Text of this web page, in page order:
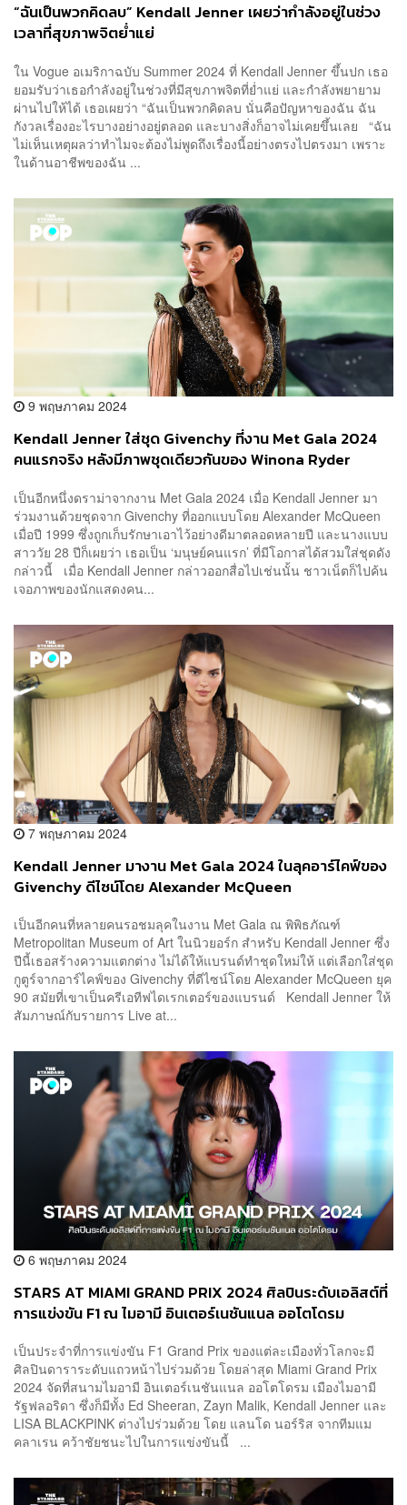
“ฉันเป็นพวกคิดลบ” Kendall Jenner เผยว่ากำลังอยู่ในช่วง
เวลาที่สุขภาพจิตย่ำแย่
ใน Vogue อเมริกาฉบับ Summer 2024 ที่ Kendall Jenner ขึ้นปก เธอ
ยอมรับว่าเธอกำลังอยู่ในช่วงที่มีสุขภาพจิตที่ย่ำแย่ และกำลังพยายาม
ผ่านไปให้ได้ เธอเผยว่า “ฉันเป็นพวกคิดลบ นั่นคือปัญหาของฉัน ฉัน
กังวลเรื่องอะไรบางอย่างอยู่ตลอด และบางสิ่งก็อาจไม่เคยขึ้นเลย “ฉัน
ไม่เห็นเหตุผลว่าทำไมจะต้องไม่พูดถึงเรื่องนี้อย่างตรงไปตรงมา เพราะ
ในด้านอาชีพของฉัน ...
9 พฤษภาคม 2024
Kendall Jenner ใส่ชุด Givenchy ที่งาน Met Gala 2024
คนแรกจริง หลังมีภาพชุดเดียวกันของ Winona Ryder
เป็นอีกหนึ่งดราม่าจากงาน Met Gala 2024 เมื่อ Kendall Jenner มา
ร่วมงานด้วยชุดจาก Givenchy ที่ออกแบบโดย Alexander McQueen
เมื่อปี 1999 ซึ่งถูกเก็บรักษาเอาไว้อย่างดีมาตลอดหลายปี และนางแบบ
สาววัย 28 ปีก็เผยว่า เธอเป็น ‘มนุษย์คนแรก’ ที่มีโอกาสได้สวมใส่ชุดดัง
กล่าวนี้ เมื่อ Kendall Jenner กล่าวออกสื่อไปเช่นนั้น ชาวเน็ตก็ไปค้น
เจอภาพของนักแสดงคน...
7 พฤษภาคม 2024
Kendall Jenner มางาน Met Gala 2024 ในลุคอาร์ไคฟ์ของ
Givenchy ดีไซน์โดย Alexander McQueen
เป็นอีกคนที่หลายคนรอชมลุคในงาน Met Gala ณ พิพิธภัณฑ์
Metropolitan Museum of Art ในนิวยอร์ก สำหรับ Kendall Jenner ซึ่ง
ปีนี้เธอสร้างความแตกต่าง ไม่ได้ให้แบรนด์ทำชุดใหม่ให้ แต่เลือกใส่ชุด
กูตูร์จากอาร์ไคฟ์ของ Givenchy ที่ดีไซน์โดย Alexander McQueen ยุค
90 สมัยที่เขาเป็นครีเอทีฟไดเรกเตอร์ของแบรนด์ Kendall Jenner ให้
สัมภาษณ์กับรายการ Live at...
6 พฤษภาคม 2024
STARS AT MIAMI GRAND PRIX 2024 ศิลปินระดับเอลิสต์ที่
การแข่งขัน F1 ณ ไมอามี อินเตอร์เนชันแนล ออโตโดรม
เป็นประจำที่การแข่งขัน F1 Grand Prix ของแต่ละเมืองทั่วโลกจะมี
ศิลปินดาราระดับแถวหน้าไปร่วมด้วย โดยล่าสุด Miami Grand Prix
2024 จัดที่สนามไมอามี อินเตอร์เนชันแนล ออโตโดรม เมืองไมอามี
รัฐฟลอริดา ซึ่งก็มีทั้ง Ed Sheeran, Zayn Malik, Kendall Jenner และ
LISA BLACKPINK ต่างไปร่วมด้วย โดย แลนโด นอร์ริส จากทีมแม
คลาเรน คว้าชัยชนะไปในการแข่งขันนี้ ...